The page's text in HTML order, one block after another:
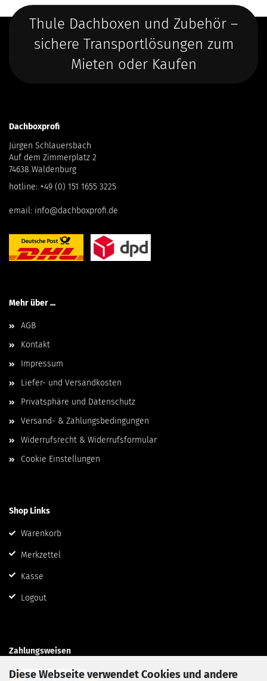
Diese Webseite verwendet Cookies und andere
Thule Dachboxen und Zubehör –
sichere Transportlösungen zum
Mieten oder Kaufen
Dachboxprofi
Jürgen Schlauersbach
Auf dem Zimmerplatz 2
74638 Waldenburg
hotline: +49 (0) 151 1655 3225
email: info@dachboxprofi.de
Mehr über ...
AGB
Kontakt
Impressum
Liefer- und Versandkosten
Privatsphäre und Datenschutz
Versand- & Zahlungsbedingungen
Widerrufsrecht & Widerrufsformular
Cookie Einstellungen
Shop Links
Warenkorb
Merkzettel
Kasse
Logout
Zahlungsweisen